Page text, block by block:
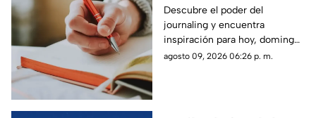
domingo 9 de agosto de
2026? Usa este journal
prompt
Descubre el poder del
journaling y encuentra
inspiración para hoy, domingo
9 de agosto de 2026. Un
agosto 09, 2026 06:26 p. m.